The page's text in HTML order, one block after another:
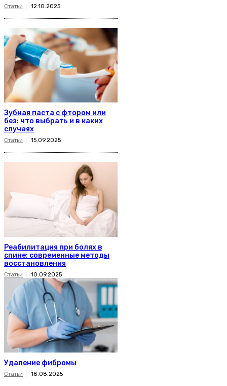
Статьи 12.10.2025
Зубная паста с фтором или
без: что выбрать и в каких
случаях
Статьи 15.09.2025
Реабилитация при болях в
спине: современные методы
восстановления
Статьи 10.09.2025
Удаление фибромы
Статьи 18.08.2025